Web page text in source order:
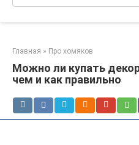
Главная » Про хомяков
Можно ли купать
чем и как правильно